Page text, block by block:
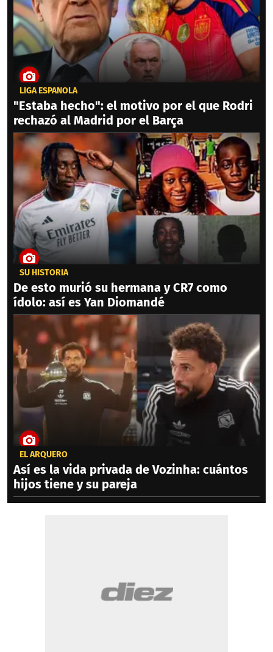
LIGA ESPAÑOLA
"Estaba hecho": el motivo por el que Rodri
rechazó al Madrid por el Barça
SU HISTORIA
De esto murió su hermana y CR7 como
ídolo: así es Yan Diomandé
EL ARQUERO
Así es la vida privada de Vozinha: cuántos
hijos tiene y su pareja